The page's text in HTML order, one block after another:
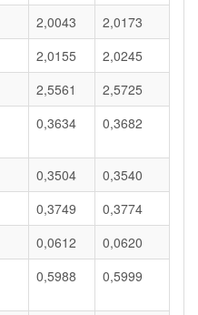
2,0043
2,0173
2,0155
2,0245
2,5561
2,5725
0,3634 0,3682
0,3504
0,3540
0,3749
0,3774
0,0612
0,0620
0,5988 0,5999